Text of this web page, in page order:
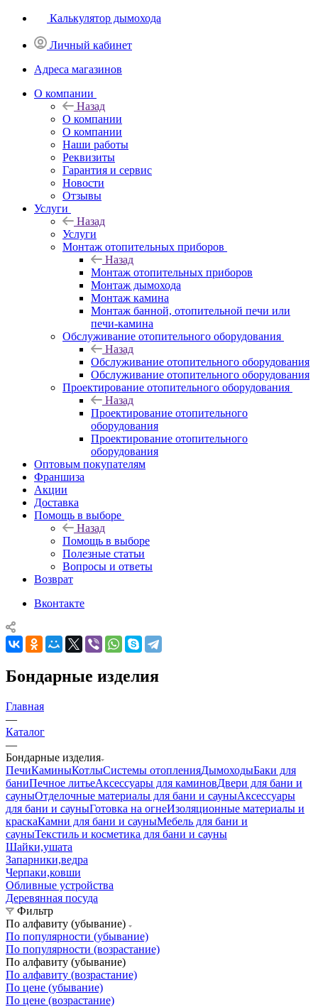
Калькулятор дымохода
Личный кабинет
Адреса магазинов
O компании
Назад
O компании
О компании
Наши работы
Реквизиты
Гарантия и сервис
Новости
Отзывы
Услуги
Назад
Услуги
Монтаж отопительных приборов
Назад
Монтаж отопительных приборов
Монтаж дымохода
Монтаж камина
Монтаж банной, отопительной печи или
печи-камина
Обслуживание отопительного оборудования
Назад
Обслуживание отопительного оборудования
Обслуживание отопительного оборудования
Проектирование отопительного оборудования
Назад
Проектирование отопительного
оборудования
Проектирование отопительного
оборудования
Оптовым покупателям
Франшиза
Акции
Доставка
Помощь в выборе
Назад
Помощь в выборе
Полезные статьи
Вопросы и ответы
Возврат
Вконтакте
Бондарные изделия
Главная
—
Каталог
—
Бондарные изделия
ПечиКаминыКотлыСистемы отопленияДымоходыБаки для
баниПечное литьеАксессуары для каминовДвери для бани и
сауныОтделочные материалы для бани и сауныАксессуары
для бани и сауныГотовка на огнеИзоляционные материалы и
краскаКамни для бани и сауныМебель для бани и
сауныТекстиль и косметика для бани и сауны
Шайки,ушата
Запарники,ведра
Черпаки,ковши
Обливные устройства
Деревянная посуда
Фильтр
По алфавиту (убывание)
По популярности (убывание)
По популярности (возрастание)
По алфавиту (убывание)
По алфавиту (возрастание)
По цене (убывание)
По цене (возрастание)